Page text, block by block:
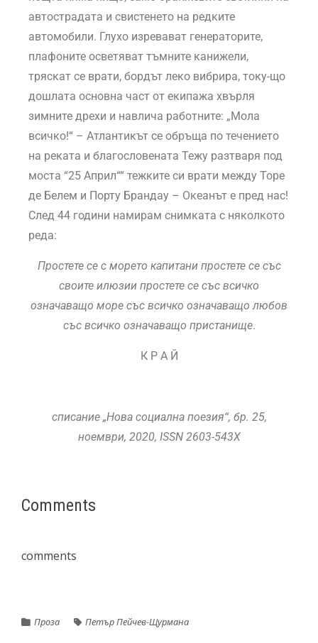
автострадата и свистенето на редките
автомобили. Глухо изревават генераторите,
плафоните осветяват тъмните канижели,
тряскат се врати, бордът леко вибрира, току-що
дошлата основна част от екипажа хвърля
зимните дрехи и навлича работните: „Мола
всичко!“ – Атлантикът се обръща по течението
на реката и благословената Тежу разтваря под
моста “25 Април““ тежките си врати между Торе
де Белем и Порту Брандау – Океанът е пред нас!
След 44 години намирам снимката с няколкото
реда:
Простете се с морето капитани простете се със
своите илюзии простете се със всичко
означаващо море със всичко означаващо любов
със всичко означаващо пристанище.
К Р А Й
списание „Нова социална поезия“, бр. 25,
ноември, 2020, ISSN 2603-543X
Comments
comments
Проза Петър Пейчев-Щурмана